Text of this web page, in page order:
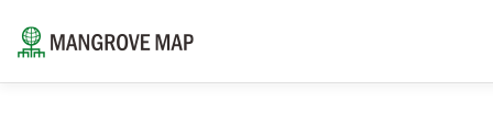
konten